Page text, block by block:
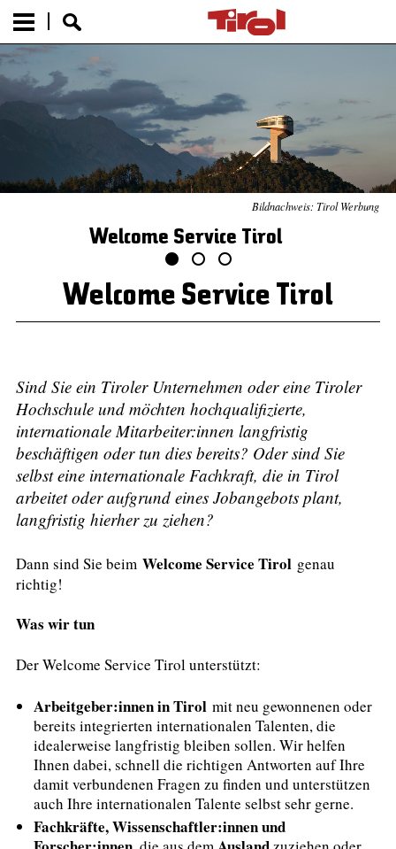
Bildnachweis: Tirol Werbung
Welcome Service Tirol
Welcome Service Tirol
Sind Sie ein Tiroler Unternehmen oder eine Tiroler
Hochschule und möchten hochqualifizierte,
internationale Mitarbeiter:innen langfristig
beschäftigen oder tun dies bereits? Oder sind Sie
selbst eine internationale Fachkraft, die in Tirol
arbeitet oder aufgrund eines Jobangebots plant,
langfristig hierher zu ziehen?
Dann sind Sie beim Welcome Service Tirol genau
richtig!
Was wir tun
Der Welcome Service Tirol unterstützt:
Arbeitgeber:innen in Tirol mit neu gewonnenen oder
bereits integrierten internationalen Talenten, die
idealerweise langfristig bleiben sollen. Wir helfen
Ihnen dabei, schnell die richtigen Antworten auf Ihre
damit verbundenen Fragen zu finden und unterstützen
auch Ihre internationalen Talente selbst sehr gerne.
Fachkräfte, Wissenschaftler:innen und